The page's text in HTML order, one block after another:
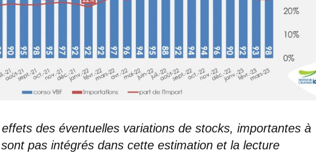
des éventuelles variations de stocks, importantes à
pas intégrés dans cette estimation et la lecture